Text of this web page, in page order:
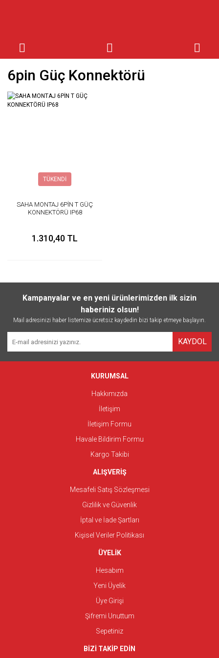
6pin Güç Konnektörü
TÜKENDİ
SAHA MONTAJ 6PİN T GÜÇ
KONNEKTÖRÜ IP68
1.310,40 TL
Kampanyalar ve en yeni ürünlerimizden ilk sizin
haberiniz olsun!
Mail adresinizi haber listemize ücretsiz kaydedin bizi takip etmeye başlayın.
KAYDOL
KURUMSAL
Hakkımızda
İletişim
İletişim Formu
Havale Bildirim Formu
Kargo Takibi
ALIŞVERİŞ
Mesafeli Satış Sözleşmesi
Gizlilik ve Güvenlik
İptal ve İade Şartları
Kişisel Veriler Politikası
ÜYELİK
Hesabım
Yeni Üyelik
Üye Girişi
Şifremi Unuttum
Sepetiniz
BİZİ TAKİP EDİN